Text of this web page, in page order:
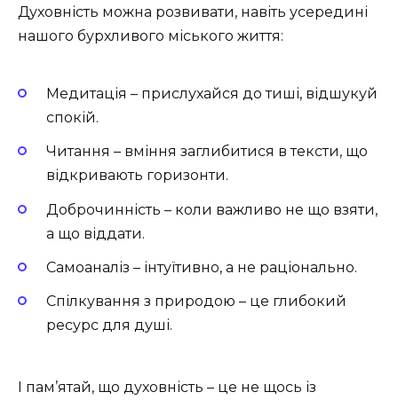
Духовність можна розвивати, навіть усередині
нашого бурхливого міського життя:
Медитація – прислухайся до тиші, відшукуй
спокій.
Читання – вміння заглибитися в тексти, що
відкривають горизонти.
Доброчинність – коли важливо не що взяти,
а що віддати.
Самоаналіз – інтуїтивно, а не раціонально.
Спілкування з природою – це глибокий
ресурс для душі.
І пам’ятай, що духовність – це не щось із